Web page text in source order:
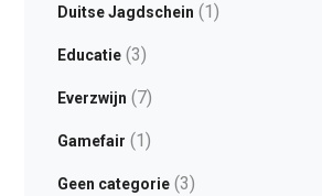
Duitse Jagdschein (1)
Educatie(3)
Everzwijn (7)
Gamefair (1)
Geen categorie(3)